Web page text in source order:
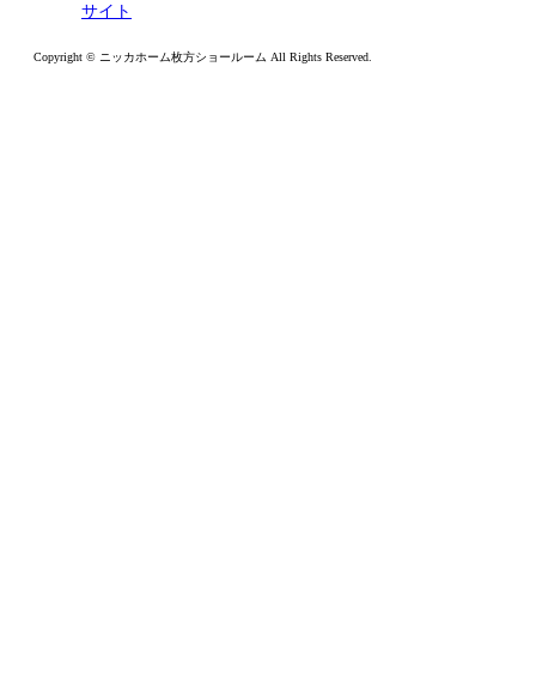
サイト
Copyright © ニッカホーム枚方ショールーム All Rights Reserved.